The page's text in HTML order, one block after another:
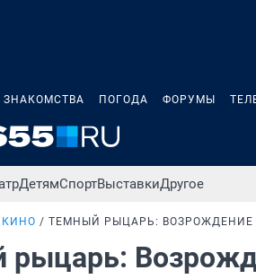
ЗНАКОМСТВА ПОГОДА ФОРУМЫ
ДетямСпортВыставкиДругое
КИНО ТЕМНЫЙ РЫЦАРЬ: ВОЗРОЖДЕНИЕ